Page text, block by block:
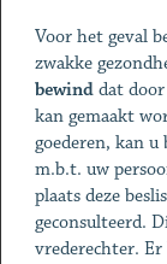
Voor het geval
zwakke
bewinddat door
kan gemaakt
goederen, kan
m.b.t. uw
plaats deze
geconsulteerd.
vrederechter.